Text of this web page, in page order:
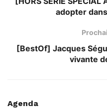
adopter
[BestOf] Jacques
vivante
Agenda